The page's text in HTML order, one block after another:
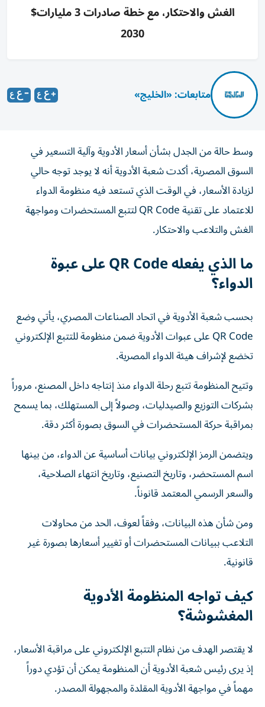
الغش والاحتكار، مع خطة صادرات 3 مليارات$
2030
متابعات: «الخليج»
وسط حالة من الجدل بشأن أسعار الأدوية وآلية التسعير في
السوق المصرية، أكدت شعبة الأدوية أنه لا يوجد توجه حالي
لزيادة الأسعار، في الوقت الذي تستعد فيه منظومة الدواء
للاعتماد على تقنية QR Code لتتبع المستحضرات ومواجهة
الغش والتلاعب والاحتكار.
ما الذي يفعله QR Code على عبوة
الدواء؟
بحسب شعبة الأدوية في اتحاد الصناعات المصري، يأتي وضع
QR Code على عبوات الأدوية ضمن منظومة للتتبع الإلكتروني
تخضع لإشراف هيئة الدواء المصرية.
وتتيح المنظومة تتبع رحلة الدواء منذ إنتاجه داخل المصنع، مروراً
بشركات التوزيع والصيدليات، وصولاً إلى المستهلك، بما يسمح
بمراقبة حركة المستحضرات في السوق بصورة أكثر دقة.
ويتضمن الرمز الإلكتروني بيانات أساسية عن الدواء، من بينها
اسم المستحضر، وتاريخ التصنيع، وتاريخ انتهاء الصلاحية،
والسعر الرسمي المعتمد قانوناً.
ومن شأن هذه البيانات، وفقاً لعوف، الحد من محاولات
التلاعب ببيانات المستحضرات أو تغيير أسعارها بصورة غير
قانونية.
كيف تواجه المنظومة الأدوية
المغشوشة؟
لا يقتصر الهدف من نظام التتبع الإلكتروني على مراقبة الأسعار،
إذ يرى رئيس شعبة الأدوية أن المنظومة يمكن أن تؤدي دوراً
مهماً في مواجهة الأدوية المقلدة والمجهولة المصدر.